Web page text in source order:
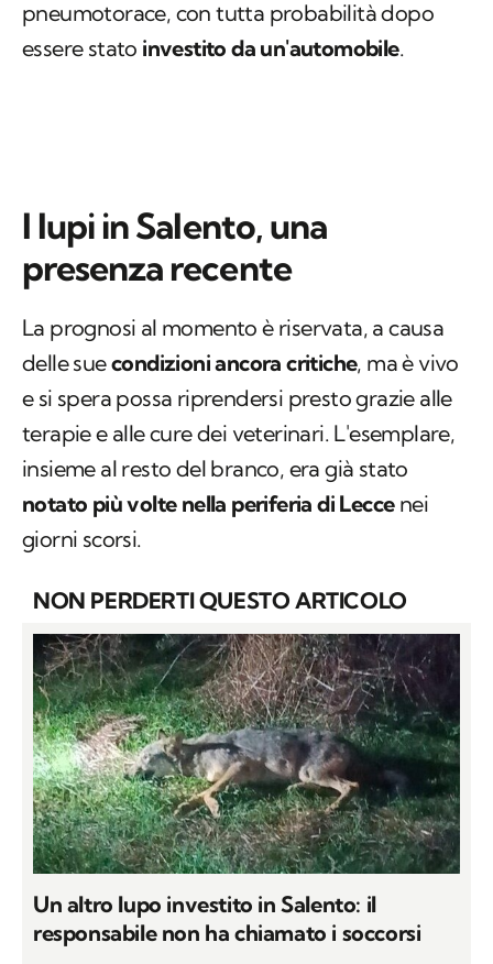
pneumotorace, con tutta probabilità dopo
essere stato investito da un'automobile.
I lupi in Salento, una
presenza recente
La prognosi al momento è riservata, a causa
delle suecondizioni ancora critiche, ma è vivo
e si spera possa riprendersi presto grazie alle
terapie e alle cure dei veterinari. L'esemplare,
insieme al resto del branco, era già stato
notato più volte nella periferia di Lecce nei
giorni scorsi.
NON PERDERTI QUESTO ARTICOLO
Un altro lupo investito in Salento: il
responsabile non ha chiamato i soccorsi